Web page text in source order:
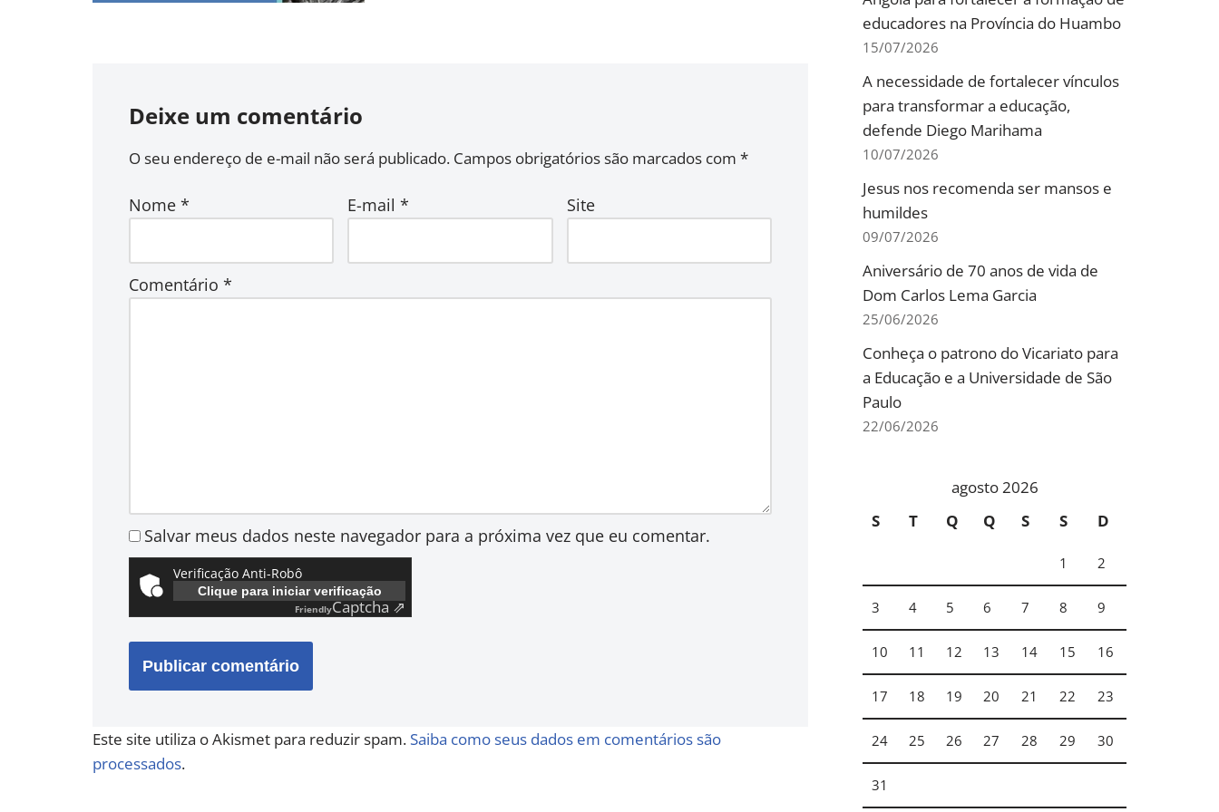
Deixe um comentário
O seu endereço de e-mail não será publicado. Campos obrigatórios são marcados com *
Nome * E-mail* Site
Comentário *
Salvar meus dados neste navegador para a próxima vez que eu comentar.
Verificação Anti-Robô
Clique para iniciar verificação
FriendlyCaptcha ⇗
Este site utiliza o Akismet para reduzir spam. Saiba como seus dados em comentários são
processados.
educadores na Província do Huambo
15/07/2026
A necessidade de fortalecer vínculos
para transformar a educação,
defende Diego Marihama
10/07/2026
Jesus nos recomenda ser mansos e
humildes
09/07/2026
Aniversário de 70 anos de vida de
Dom Carlos Lema Garcia
25/06/2026
Conheça o patrono do Vicariato para
a Educação e a Universidade de São
Paulo
22/06/2026
agosto 2026
S
T Q Q S S D
1 2
3 4 5 6 7 8 9
10 11 12 13 14 15 16
17 18 19 20 21 22 23
24 25 26 27 28 29 30
31